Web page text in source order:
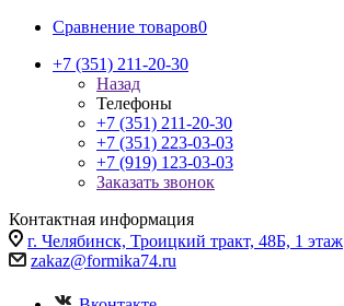
Сравнение товаров0
+7 (351) 211-20-30
Назад
Телефоны
+7 (351) 211-20-30
+7 (351) 223-03-03
+7 (919) 123-03-03
Заказать звонок
Контактная информация
г. Челябинск, Троицкий тракт, 48Б, 1 этаж
zakaz@formika74.ru